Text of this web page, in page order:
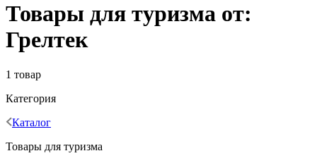
Товары для туризма от:
Грелтек
1 товар
Категория
Каталог
Товары для туризма